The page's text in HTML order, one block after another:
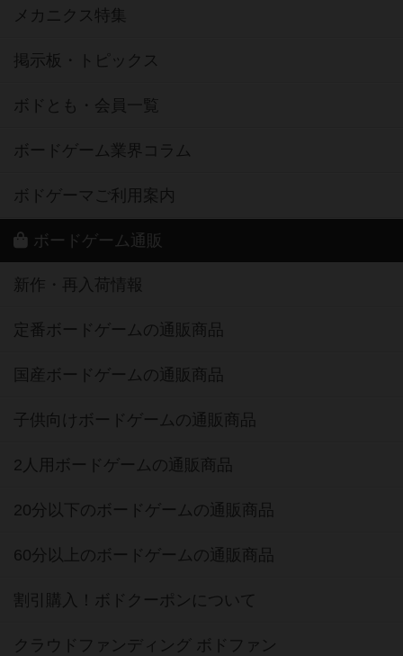
メカニクス特集
掲示板・トピックス
ボドとも・会員一覧
ボードゲーム業界コラム
ボドゲーマご利用案内
ボードゲーム通販
新作・再入荷情報
定番ボードゲームの通販商品
国産ボードゲームの通販商品
子供向けボードゲームの通販商品
2人用ボードゲームの通販商品
20分以下のボードゲームの通販商品
60分以上のボードゲームの通販商品
割引購入！ボドクーポンについて
クラウドファンディング ボドファン